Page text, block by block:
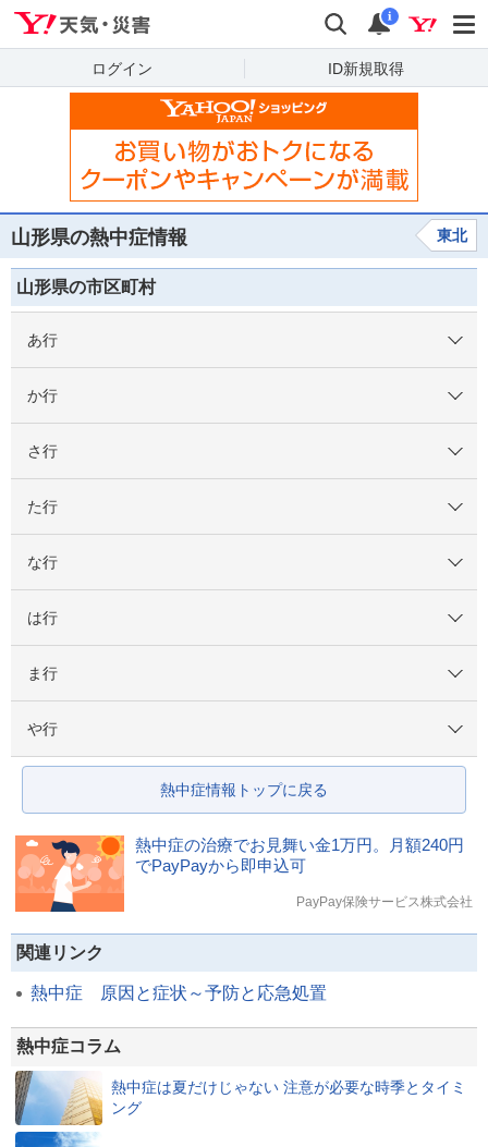
検索 通知
i
ログイン ID新規取得
山形県の熱中症情報 東北
山形県の市区町村
あ行
か行
さ行
た行
な行
は行
ま行
や行
熱中症情報トップに戻る
熱中症の治療でお見舞い金1万円。月額240円
でPayPayから即申込可
PayPay保険サービス株式会社
関連リンク
熱中症 原因と症状～予防と応急処置
熱中症コラム
熱中症は夏だけじゃない 注意が必要な時季とタイミ
ング